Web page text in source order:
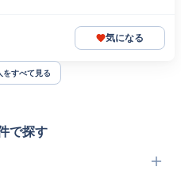
気になる
をすべて見る
で探す